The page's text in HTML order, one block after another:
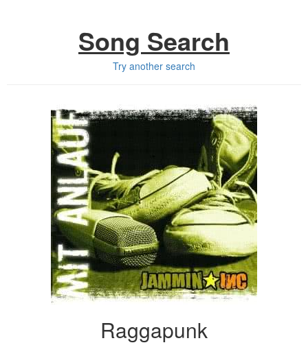
Song Search
Try another search
Raggapunk